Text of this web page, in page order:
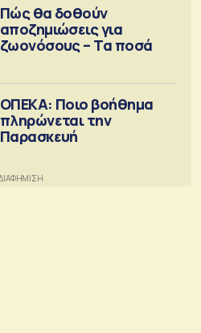
Πώς θα δοθούν
αποζημιώσεις για
ζωονόσους – Τα ποσά
ΟΠΕΚΑ: Ποιο βοήθημα
πληρώνεται την
Παρασκευή